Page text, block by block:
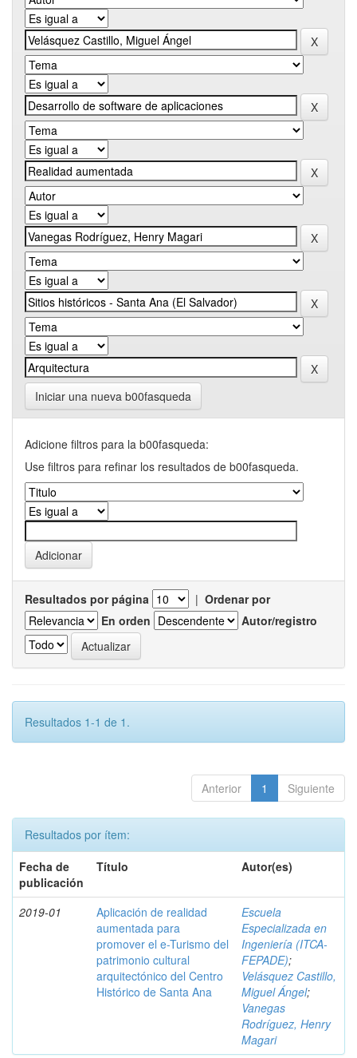
Iniciar una nueva b00fasqueda
Adicione filtros para la b00fasqueda:
Use filtros para refinar los resultados de b00fasqueda.
Resultados por página | Ordenar por
En orden
Autor/registro
Resultados 1-1 de 1.
Anterior 1 Siguiente
Resultados por ítem:
Fecha de
publicación
Título Autor(es)
2019-01
Aplicación de realidad
aumentada para
promover el e-Turismo del
patrimonio cultural
arquitectónico del Centro
Histórico de Santa Ana
Escuela
Especializada en
Ingeniería (ITCA-
FEPADE);
Velásquez Castillo,
Miguel Ángel;
Vanegas
Rodríguez, Henry
Magari